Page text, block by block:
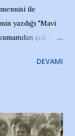
ile
yazdığı "Mavi
çok kısa
bir
DEVAMI